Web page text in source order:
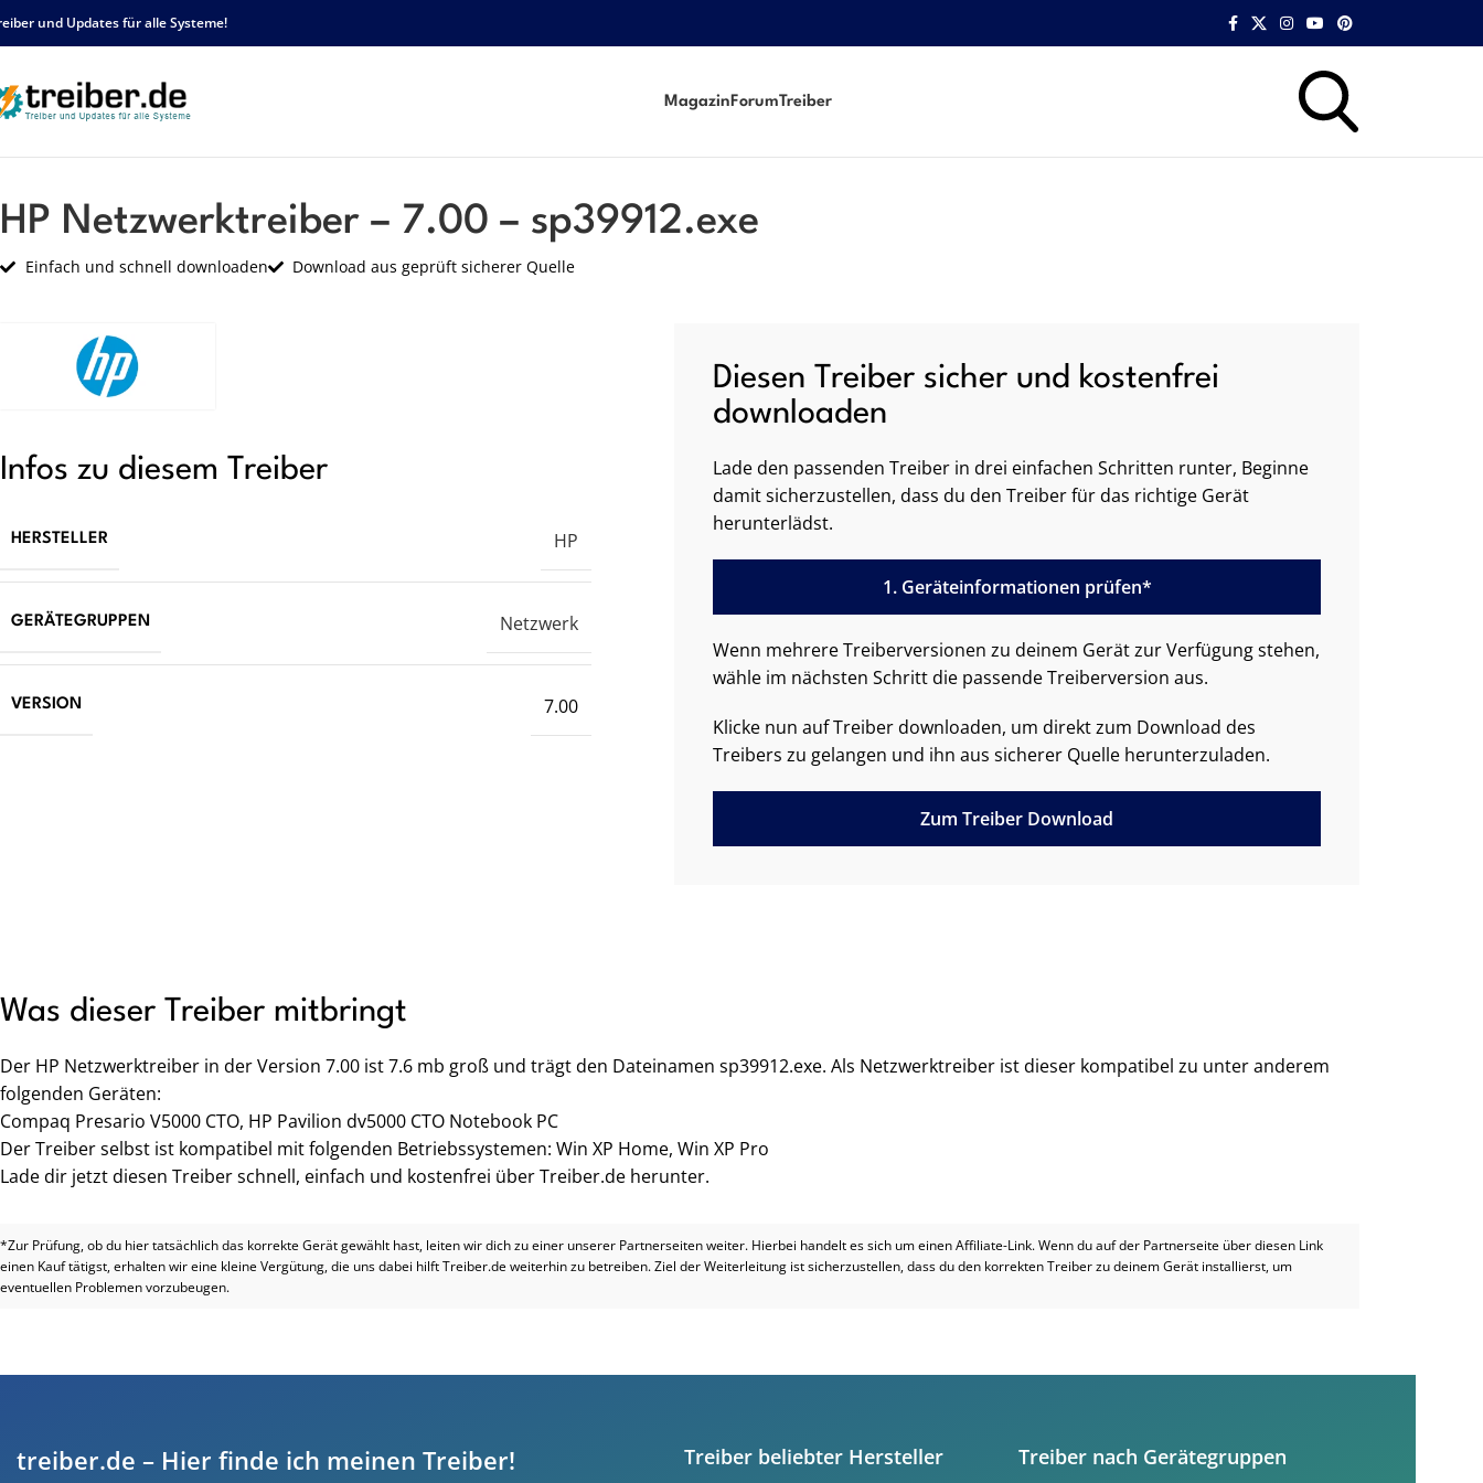
und Updates für alle Systeme!
Magazin ForumTreiber
HP Netzwerktreiber – 7.00 – sp39912.exe
Einfach und schnell downloaden Download aus geprüft sicherer Quelle
Infos zu diesem Treiber
HERSTELLER HP
GERÄTEGRUPPEN Netzwerk
VERSION 7.00
Diesen Treiber sicher und kostenfrei
downloaden
Lade den passenden Treiber in drei einfachen Schritten runter, Beginne
damit sicherzustellen, dass du den Treiber für das richtige Gerät
herunterlädst.
1. Geräteinformationen prüfen*
Wenn mehrere Treiberversionen zu deinem Gerät zur Verfügung stehen,
wähle im nächsten Schritt die passende Treiberversion aus.
Klicke nun auf Treiber downloaden, um direkt zum Download des
Treibers zu gelangen und ihn aus sicherer Quelle herunterzuladen.
Zum Treiber Download
Was dieser Treiber mitbringt
Der HP Netzwerktreiber in der Version 7.00 ist 7.6 mb groß und trägt den Dateinamen sp39912.exe. Als Netzwerktreiber ist dieser kompatibel zu unter anderem
folgenden Geräten:
Compaq Presario V5000 CTO, HP Pavilion dv5000 CTO Notebook PC
Der Treiber selbst ist kompatibel mit folgenden Betriebssystemen: Win XP Home, Win XP Pro
Lade dir jetzt diesen Treiber schnell, einfach und kostenfrei über Treiber.de herunter.
*Zur Prüfung, ob du hier tatsächlich das korrekte Gerät gewählt hast, leiten wir dich zu einer unserer Partnerseiten weiter. Hierbei handelt es sich um einen Affiliate-Link. Wenn du auf der Partnerseite über diesen Link
einen Kauf tätigst, erhalten wir eine kleine Vergütung, die uns dabei hilft Treiber.de weiterhin zu betreiben. Ziel der Weiterleitung ist sicherzustellen, dass du den korrekten Treiber zu deinem Gerät installierst, um
eventuellen Problemen vorzubeugen.
treiber.de – Hier finde ich meinen Treiber! Treiber beliebter Hersteller Treiber nach Gerätegruppen